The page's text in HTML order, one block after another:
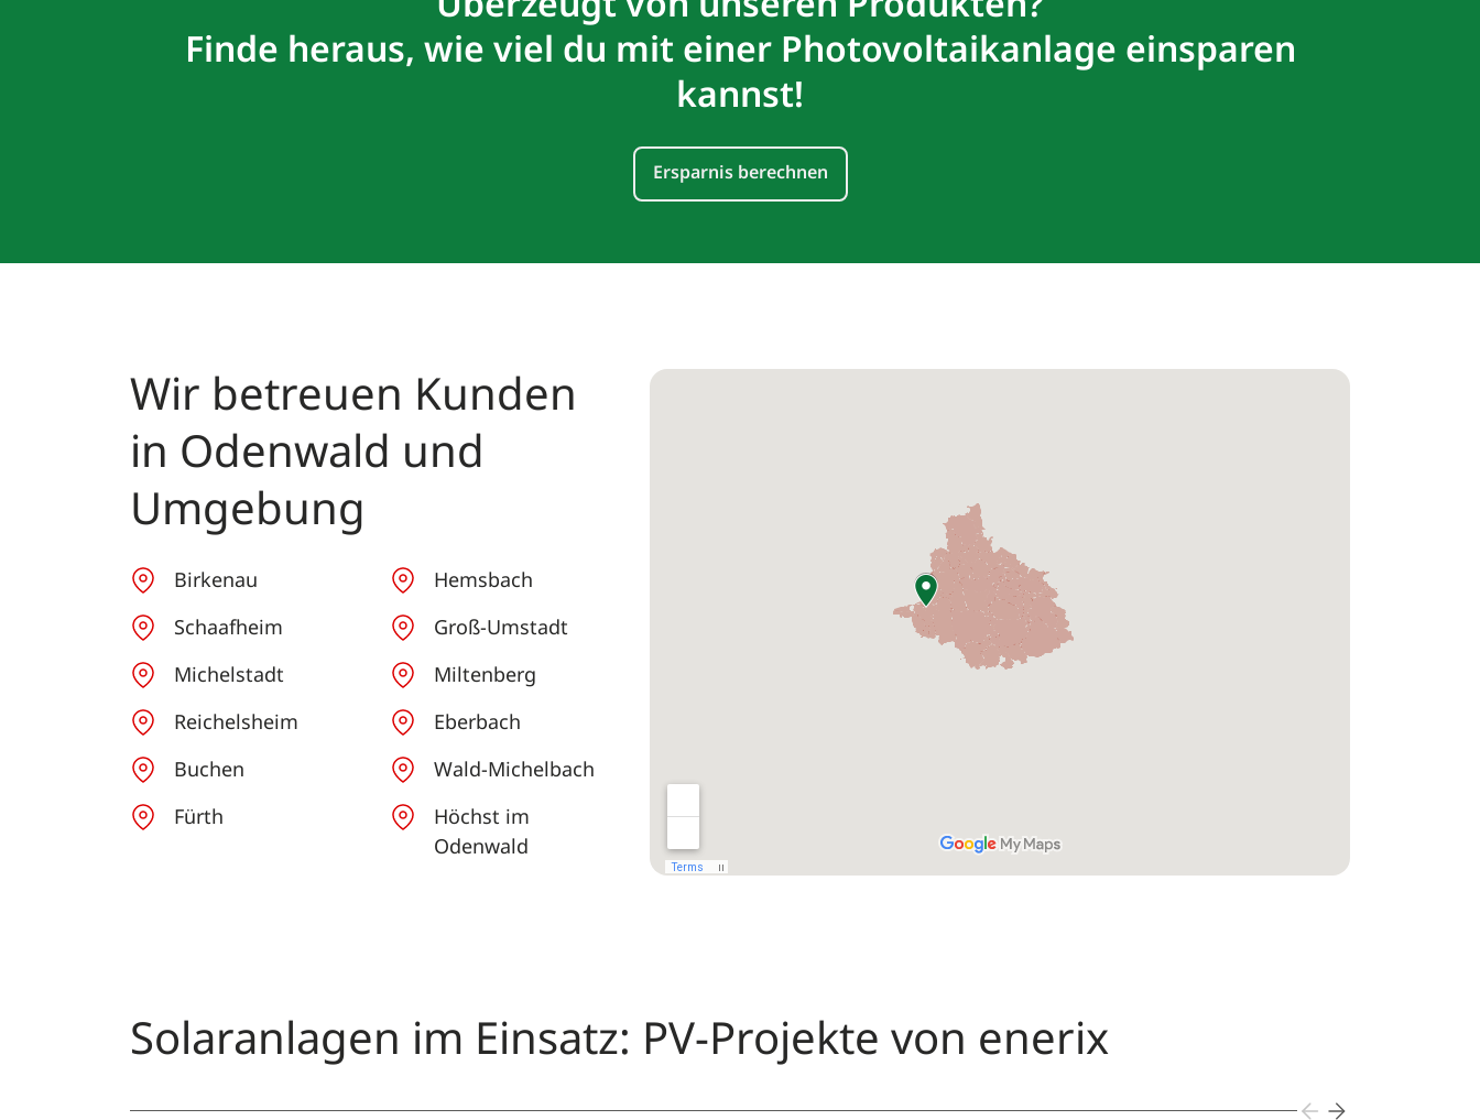
Finde heraus, wie viel du mit einer Photovoltaikanlage einsparen
kannst!
Ersparnis berechnen
Wir betreuen Kunden
in Odenwald und
Umgebung
Birkenau
Hemsbach
Schaafheim
Groß-Umstadt
Michelstadt
Miltenberg
Reichelsheim
Eberbach
Buchen
Wald-Michelbach
Fürth
Höchst im
Odenwald
Solaranlagen im Einsatz: PV-Projekte von enerix